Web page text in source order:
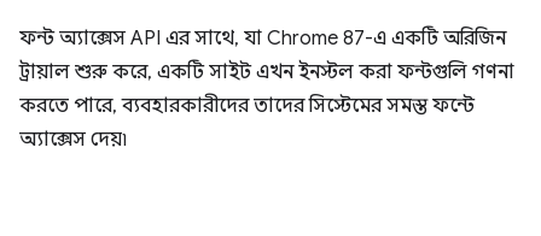
ফন্ট অ্যাক্সেস API এর সাথে, যা Chrome 87-এ একটি অরিজিন
ট্রায়াল শুরু করে, একটি সাইট এখন ইনস্টল করা ফন্টগুলি গণনা
করতে পারে, ব্যবহারকারীদের তাদের সিস্টেমের সমস্ত ফন্টে
অ্যাক্সেস দেয়৷